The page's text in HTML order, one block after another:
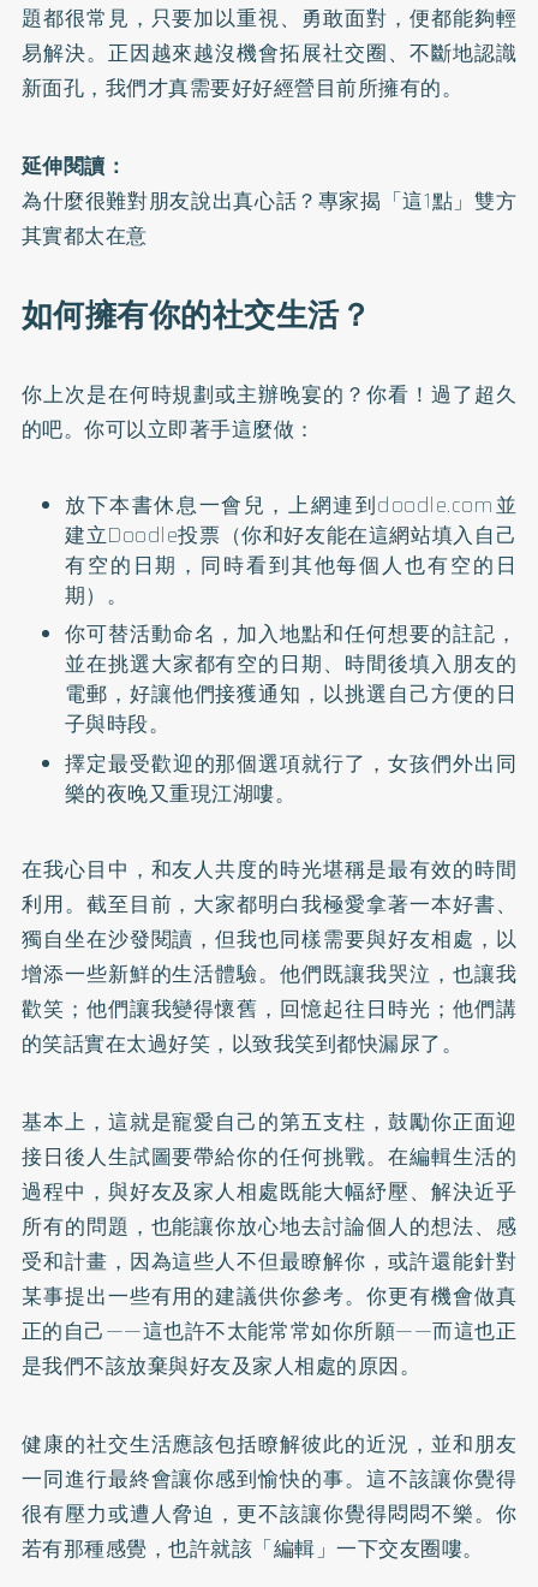
題都很常見，只要加以重視、勇敢面對，便都能夠輕
易解決。正因越來越沒機會拓展社交圈、不斷地認識
新面孔，我們才真需要好好經營目前所擁有的。
延伸閱讀：
為什麼很難對朋友說出真心話？專家揭「這1點」雙方
其實都太在意
如何擁有你的社交生活？
你上次是在何時規劃或主辦晚宴的？你看！過了超久
的吧。你可以立即著手這麼做：
放下本書休息一會兒，上網連到doodle.com並
建立Doodle投票（你和好友能在這網站填入自己
有空的日期，同時看到其他每個人也有空的日
期）。
你可替活動命名，加入地點和任何想要的註記，
並在挑選大家都有空的日期、時間後填入朋友的
電郵，好讓他們接獲通知，以挑選自己方便的日
子與時段。
擇定最受歡迎的那個選項就行了，女孩們外出同
樂的夜晚又重現江湖嘍。
在我心目中，和友人共度的時光堪稱是最有效的時間
利用。截至目前，大家都明白我極愛拿著一本好書、
獨自坐在沙發閱讀，但我也同樣需要與好友相處，以
增添一些新鮮的生活體驗。他們既讓我哭泣，也讓我
歡笑；他們讓我變得懷舊，回憶起往日時光；他們講
的笑話實在太過好笑，以致我笑到都快漏尿了。
基本上，這就是寵愛自己的第五支柱，鼓勵你正面迎
接日後人生試圖要帶給你的任何挑戰。在編輯生活的
過程中，與好友及家人相處既能大幅紓壓、解決近乎
所有的問題，也能讓你放心地去討論個人的想法、感
受和計畫，因為這些人不但最瞭解你，或許還能針對
某事提出一些有用的建議供你參考。你更有機會做真
正的自己——這也許不太能常常如你所願——而這也正
是我們不該放棄與好友及家人相處的原因。
健康的社交生活應該包括瞭解彼此的近況，並和朋友
一同進行最終會讓你感到愉快的事。這不該讓你覺得
很有壓力或遭人脅迫，更不該讓你覺得悶悶不樂。你
若有那種感覺，也許就該「編輯」一下交友圈嘍。